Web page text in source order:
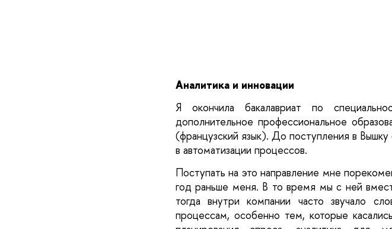
Аналитика и инновации
Я окончила бакалавриат по
дополнительное профессиональное
(французский язык). До поступления в Вышку
в автоматизации процессов.
Поступать на это направление мне
год раньше меня. В то время мы с ней
тогда внутри компании часто звучало
процессам, особенно тем, которые